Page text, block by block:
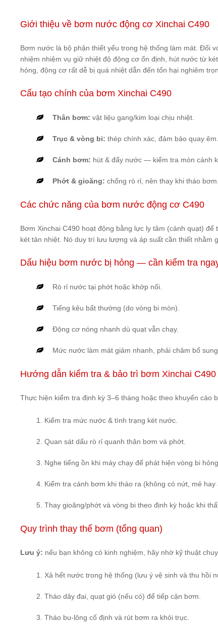
Giới thiệu về bơm nước động cơ Xinchai C490
Bơm nước là bộ phận thiết yếu trong hệ thống làm mát. Đối
nhiệm nhiệm vụ giữ nhiệt độ động cơ ổn định, hút nước từ
hỏng, động cơ rất dễ bị quá nhiệt dẫn đến tổn hại nghiêm
Cấu tạo chính của bơm Xinchai C490
Thân bơm: vật liệu gang/kim loại chịu nhiệt.
Trục & vòng bi: thép chính xác, đảm bảo quay êm.
Cánh bơm: hút & đẩy nước — kiểm tra mòn cánh
Phớt & gioăng: chống rò rỉ, nên thay khi tháo bơm.
Các chức năng của bơm nước động cơ C490
Bơm Xinchai C490 hoạt động bằng lực ly tâm (cánh quạt)
két tản nhiệt. Nó duy trì lưu lượng và áp suất cần thiết nhằm
Dấu hiệu bơm nước bị hỏng — cần kiểm tra
Rò rỉ nước tại phớt hoặc khớp nối.
Tiếng kêu bất thường (do vòng bi mòn).
Động cơ nóng nhanh dù quạt vẫn chạy.
Mức nước làm mát giảm nhanh, phải châm bổ
Hướng dẫn kiểm tra & bảo trì bơm Xinchai C490
Thực hiện kiểm tra định kỳ 3–6 tháng hoặc theo khuyến cáo
Kiểm tra mức nước & tình trạng két nước.
Quan sát dấu rò rỉ quanh thân bơm và phớt.
Nghe tiếng ồn khi máy chạy để phát hiện vòng bi hỏng.
Kiểm tra cánh bơm khi tháo ra (không có nứt, mẻ hay
Thay gioăng/phớt và vòng bi theo định kỳ hoặc khi
Quy trình thay thế bơm (tổng quan)
Lưu ý: nếu bạn không có kinh nghiệm, hãy nhờ kỹ thuật
Xả hết nước trong hệ thống (lưu ý vệ sinh và thu hồi
Tháo dây đai, quạt gió (nếu có) để tiếp cận bơm.
Tháo bu-lông cố định và rút bơm ra khỏi trục.